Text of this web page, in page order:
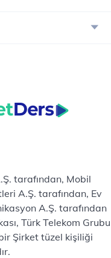
tarafından, Mobil
A.Ş. tarafından, Ev
A.Ş. tarafından
Türk Telekom Grubu
Şirket tüzel kişiliği